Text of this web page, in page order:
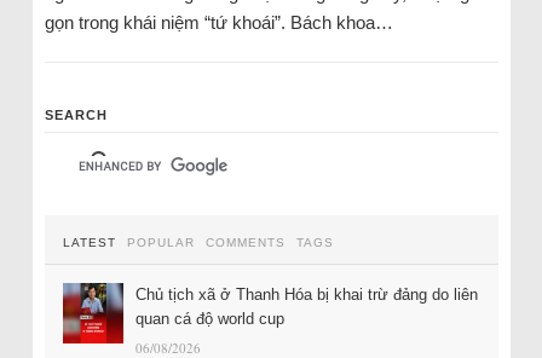
gọn trong khái niệm “tứ khoái”. Bách khoa…
SEARCH
LATEST POPULAR COMMENTS TAGS
Chủ tịch xã ở Thanh Hóa bị khai trừ đảng do liên
quan cá độ world cup
06/08/2026